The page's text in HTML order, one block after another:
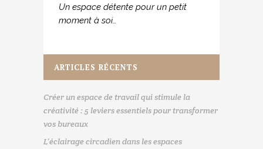
Un espace détente pour un petit
moment à soi…
ARTICLES RÉCENTS
Créer un espace de travail qui stimule la
créativité : 5 leviers essentiels pour transformer
vos bureaux
L’éclairage circadien dans les espaces